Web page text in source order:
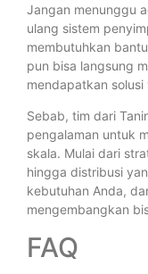
Jangan menunggu
ulang sistem
membutuhkan
pun bisa langsung
mendapatkan
Sebab, tim dari
pengalaman untuk
skala. Mulai dari
hingga distribusi
kebutuhan Anda,
mengembangkan
FAQ